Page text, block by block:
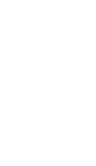
Il y a